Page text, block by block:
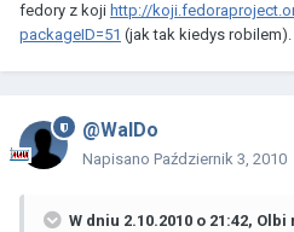
fedory z koji http://
packageID=51 (jak tak kiedys robilem).
@WalDo
Napisano Październik 3, 2010
W dniu 2.10.2010 o 21:42, Olbi